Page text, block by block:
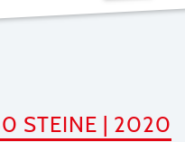
STEINE | 2020